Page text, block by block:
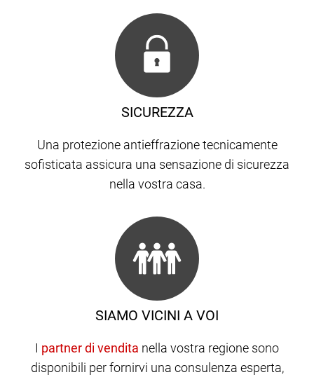
SIAMO VICINI A VOI
I
nella vostra regione sono
disponibili per fornirvi una consulenza esperta,
SICUREZZA
Una protezione antieffrazione tecnicamente
sofisticata assicura una sensazione di sicurezza
nella vostra casa.